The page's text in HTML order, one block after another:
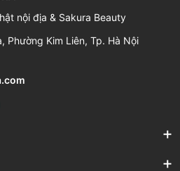
nội địa & Sakura Beauty
Phường Kim Liên, Tp. Hà Nội